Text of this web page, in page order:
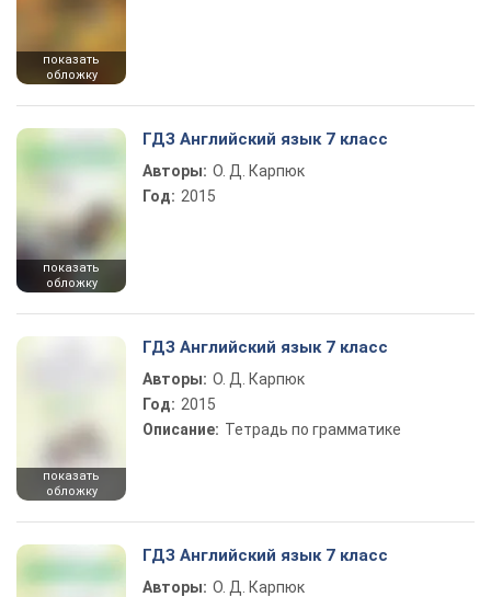
показать
обложку
показать
обложку
ГДЗ Английский язык 7 класс
Авторы: О. Д. Карпюк
Год: 2015
показать
обложку
ГДЗ Английский язык 7 класс
Авторы: О. Д. Карпюк
Год: 2015
Описание: Тетрадь по грамматике
ГДЗ Английский язык 7 класс
Авторы: О. Д. Карпюк